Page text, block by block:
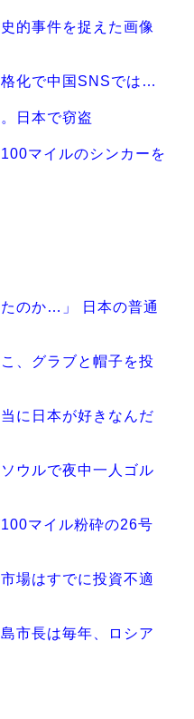
的事件を捉えた画像
格化で中国SNSでは…
日本で窃盗
マイルのシンカーを
のか…」 日本の普通
、グラブと帽子を投
に日本が好きなんだ
ウルで夜中一人ゴル
マイル粉砕の26号
場はすでに投資不適
市長は毎年、ロシア